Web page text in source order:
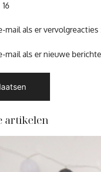
16
mail als er vervolgreacties
mail als er nieuwe
artikelen